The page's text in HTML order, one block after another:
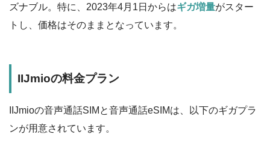
ズナブル。特に、2023年4月1日からはギガ増量がスター
トし、価格はそのままとなっています。
IIJmioの料金プラン
IIJmioの音声通話SIMと音声通話eSIMは、以下のギガプラ
ンが用意されています。